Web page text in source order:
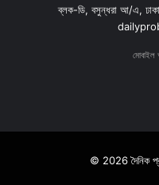
ব্লক-ডি, বসুন্ধরা আ/এ,
© 2026 দৈনিক